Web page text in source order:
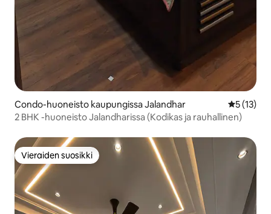
Condo-huoneisto kaupungissa Jalandhar
5 (13)
2 BHK -huoneisto Jalandharissa (Kodikas ja rauhallinen)
Vieraiden suosikki
Vieraiden suosikki